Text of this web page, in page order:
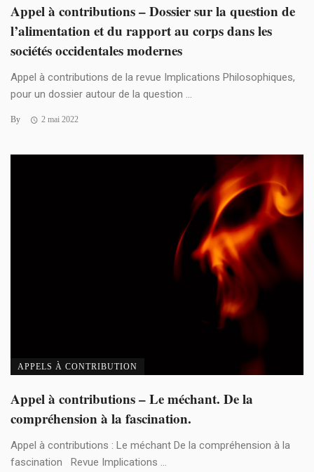
Appel à contributions – Dossier sur la question de
l’alimentation et du rapport au corps dans les
sociétés occidentales modernes
Appel à contributions de la revue Implications Philosophiques,
pour un dossier autour de la question ...
By 2 mai 2022
APPELS À CONTRIBUTION
Appel à contributions – Le méchant. De la
compréhension à la fascination.
Appel à contributions : Le méchant De la compréhension à la
fascination Revue Implications ...